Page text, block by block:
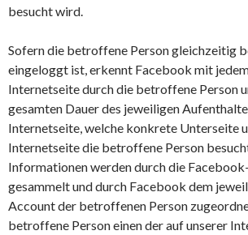
besucht wird.
Sofern die betroffene Person gleichzeitig
eingeloggt ist, erkennt Facebook mit
Internetseite durch die betroffene Person
gesamten Dauer des jeweiligen
Internetseite, welche konkrete Unterseite
Internetseite die betroffene Person
Informationen werden durch die
gesammelt und durch Facebook dem
Account der betroffenen Person
betroffene Person einen der auf unserer